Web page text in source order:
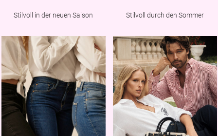
Stilvoll in der neuen Saison Stilvoll durch den Sommer